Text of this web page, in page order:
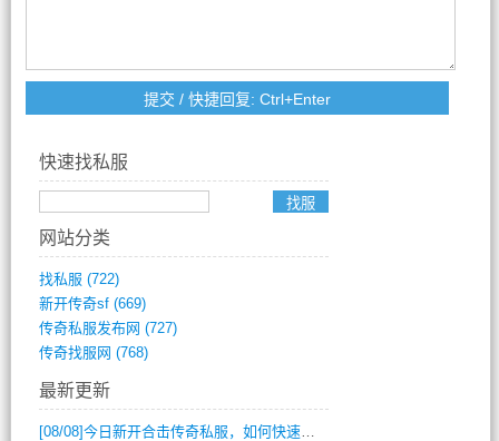
快速找私服
网站分类
找私服 (722)
新开传奇sf(669)
传奇私服发布网 (727)
传奇找服网 (768)
最新更新
[08/08]今日新开合击传奇私服，如何快速提升角色战力？